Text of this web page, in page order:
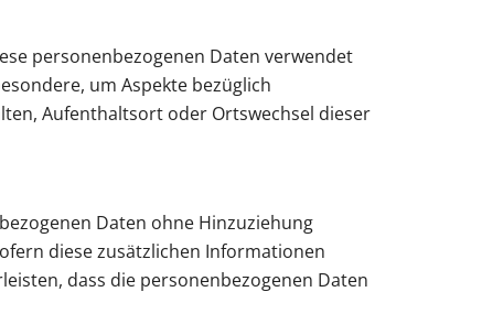
personenbezogenen Daten verwendet
um Aspekte bezüglich
Aufenthaltsort oder Ortswechsel dieser
Daten ohne Hinzuziehung
diese zusätzlichen Informationen
dass die personenbezogenen Daten